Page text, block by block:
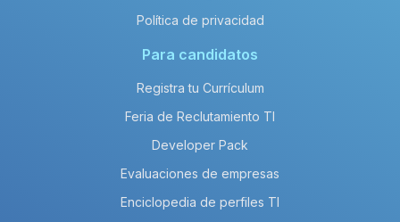
Política de privacidad
Para candidatos
Registra tu Currículum
Feria de Reclutamiento TI
Developer Pack
Evaluaciones de empresas
Enciclopedia de perfiles TI